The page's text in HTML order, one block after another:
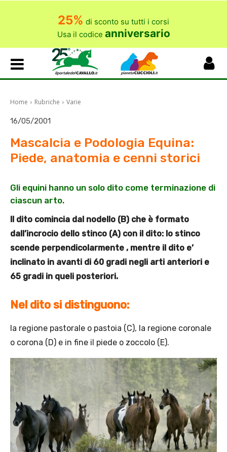
25% di sconto su tutti i corsi
Usa il codice anniversario
Home Rubriche Varie
16/05/2001
Mascalcia e Podologia Equina:
Piede, anatomia e cenni storici
Gli equini hanno un solo dito come terminazione di
ciascun arto.
Il dito comincia dal nodello (B) che è formato
dall’incrocio dello stinco (A) con il dito: lo stinco
scende perpendicolarmente , mentre il dito e’
inclinato in avanti di 60 gradi negli arti anteriori e
65 gradi in queli posteriori.
Nel dito si distinguono:
la regione pastorale o pastoia (C), la regione coronale
o corona (D) e in fine il piede o zoccolo (E).